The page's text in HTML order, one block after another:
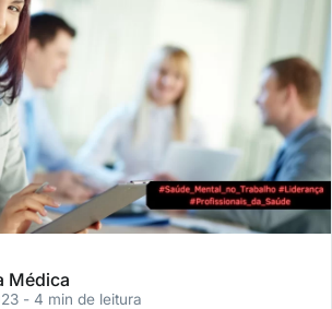
Médica
- 4 min de leitura